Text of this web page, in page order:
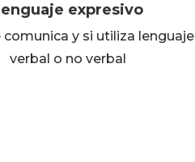
expresivo
comunica y si utiliza lenguaje
verbal o no verbal